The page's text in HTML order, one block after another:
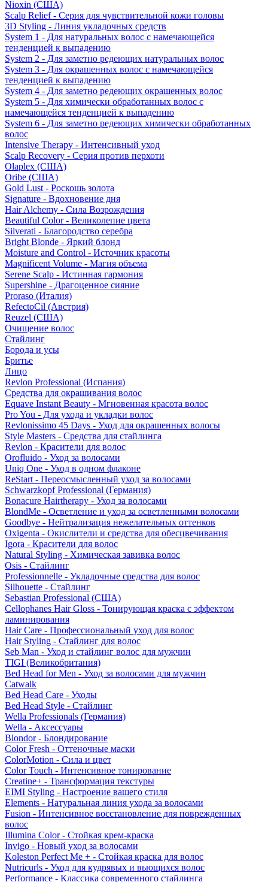
Nioxin (США)
Scalp Relief - Серия для чувствительной кожи головы
3D Styling - Линия укладочных средств
System 1 - Для натуральных волос с намечающейся
тенденцией к выпадению
System 2 - Для заметно редеющих натуральных волос
System 3 - Для окрашенных волос с намечающейся
тенденцией к выпадению
System 4 - Для заметно редеющих окрашенных волос
System 5 - Для химически обработанных волос с
намечающейся тенденцией к выпадению
System 6 - Для заметно редеющих химически обработанных
волос
Intensive Therapy - Интенсивный уход
Scalp Recovery - Серия против перхоти
Olaplex (США)
Oribe (США)
Gold Lust - Роскошь золота
Signature - Вдохновение дня
Hair Alchemy - Сила Возрождения
Beautiful Color - Великолепие цвета
Silverati - Благородство серебра
Bright Blonde - Яркий блонд
Moisture and Control - Источник красоты
Magnificent Volume - Магия объема
Serene Scalp - Истинная гармония
Supershine - Драгоценное сияние
Proraso (Италия)
RefectoCil (Австрия)
Reuzel (США)
Очищение волос
Стайлинг
Борода и усы
Бритье
Лицо
Revlon Professional (Испания)
Средства для окрашивания волос
Equave Instant Beauty - Мгновенная красота волос
Pro You - Для ухода и укладки волос
Revlonissimo 45 Days - Уход для окрашенных волосы
Style Masters - Средства для стайлинга
Revlon - Красители для волос
Orofluido - Уход за волосами
Uniq One - Уход в одном флаконе
ReStart - Переосмысленный уход за волосами
Schwarzkopf Professional (Германия)
Bonacure Hairtherapy - Уход за волосами
BlondMe - Осветление и уход за осветленными волосами
Goodbye - Нейтрализация нежелательных оттенков
Oxigenta - Окислители и средства для обесцвечивания
Igora - Красители для волос
Natural Styling - Химическая завивка волос
Osis - Стайлинг
Professionnelle - Укладочные средства для волос
Silhouette - Стайлинг
Sebastian Professional (США)
Cellophanes Hair Gloss - Тонирующая краска с эффектом
ламинирования
Hair Care - Профессиональный уход для волос
Hair Styling - Стайлинг для волос
Seb Man - Уход и стайлинг волос для мужчин
TIGI (Великобритания)
Bed Head for Men - Уход за волосами для мужчин
Catwalk
Bed Head Care - Уходы
Bed Head Style - Стайлинг
Wella Professionals (Германия)
Wella - Аксессуары
Blondor - Блондирование
Color Fresh - Оттеночные маски
ColorMotion - Сила и цвет
Color Touch - Интенсивное тонирование
Creatine+ - Трансформация текстуры
EIMI Styling - Настроение вашего стиля
Elements - Натуральная линия ухода за волосами
Fusion - Интенсивное восстановление для поврежденных
волос
Illumina Color - Стойкая крем-краска
Invigo - Новый уход за волосами
Koleston Perfect Me + - Стойкая краска для волос
Nutricurls - Уход для кудрявых и вьющихся волос
Performance - Классика современного стайлинга